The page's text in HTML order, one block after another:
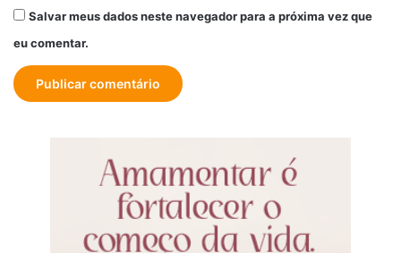
Salvar meus dados neste navegador para a próxima vez que
eu comentar.